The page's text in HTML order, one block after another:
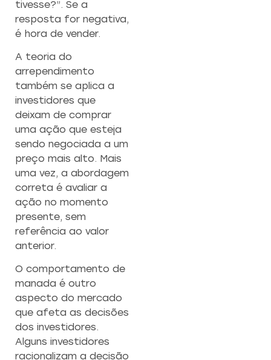
tivesse?”. Se a
resposta for negativa,
é hora de vender.
A teoria do
arrependimento
também se aplica a
investidores que
deixam de comprar
uma ação que esteja
sendo negociada a um
preço mais alto. Mais
uma vez, a abordagem
correta é avaliar a
ação no momento
presente, sem
referência ao valor
anterior.
O comportamento de
manada é outro
aspecto do mercado
que afeta as decisões
dos investidores.
Alguns investidores
racionalizam a decisão